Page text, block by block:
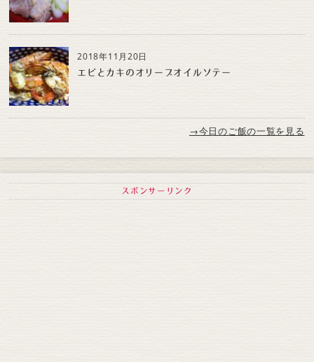
2018年11月20日
エビとカキのオリーブオイルソテー
→今日のご飯の一覧を見る
スポンサーリンク